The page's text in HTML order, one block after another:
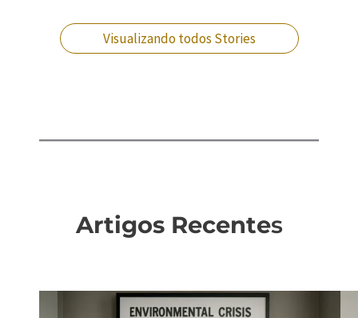
Visualizando todos Stories
Artigos Recentes